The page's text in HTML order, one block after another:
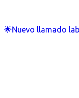
🌟Nuevo llamado